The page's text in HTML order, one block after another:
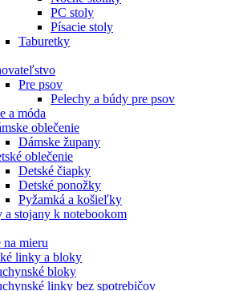
PC stoly
Písacie stoly
Taburetky
Pre psov
Pelechy a búdy pre psov
a móda
oblečenie
Dámske župany
oblečenie
Detské čiapky
Detské ponožky
Pyžamká a košieľky
a stojany k notebookom
mieru
linky a bloky
bloky
linky bez spotrebičov